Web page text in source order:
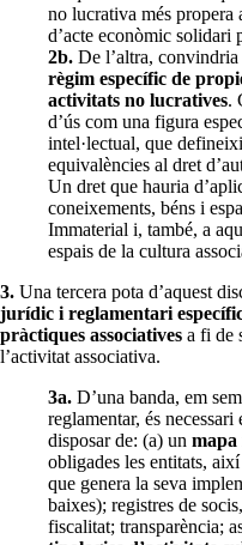
no lucrativa més propera
d’acte econòmic solidari
2b. De l’altra, convindria
règim específic de
activitats no lucratives.
d’ús com una figura
intel·lectual, que
equivalències al dret
Un dret que hauria
coneixements, béns i
Immaterial i, també, a
espais de la cultura
3. Una tercera pota d’aquest
jurídic i reglamentari
pràctiques associatives a fi de
l’activitat associativa.
3a. D’una banda, em
reglamentar, és
disposar de: (a) un mapa
obligades les entitats,
que genera la seva
baixes); registres de
fiscalitat; transparència;